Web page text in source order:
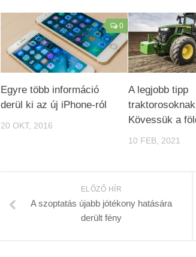
0
Egyre több információ
derül ki az új iPhone-ról
20 OKT, 2016
A legjobb tipp
Kövessük a
10 FEB, 2021
ELŐZŐ HÍR
A szoptatás újabb jótékony hatására
derült fény